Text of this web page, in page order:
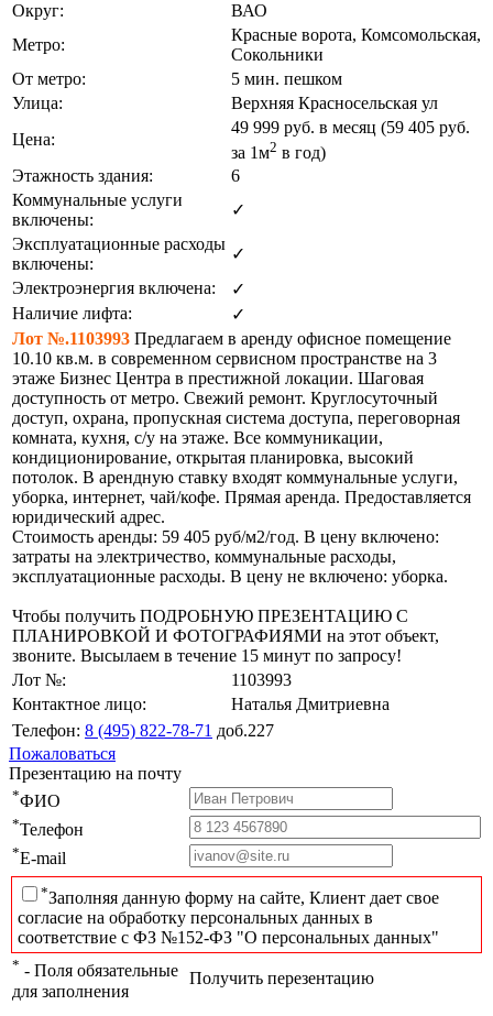
Округ:
ВАО
Метро:
Красные ворота, Комсомольская,
Сокольники
От метро:
5 мин. пешком
Улица:
Верхняя Красносельская ул
Цена:
49 999 руб. в месяц (59 405 руб.
за 1м2 в год)
Этажность здания:
6
Коммунальные услуги
включены:
✓
Эксплуатационные расходы
включены:
✓
Электроэнергия включена:
✓
Наличие лифта:
✓
Лот №.1103993 Предлагаем в аренду офисное помещение
10.10 кв.м. в современном сервисном пространстве на 3
этаже Бизнес Центра в престижной локации. Шаговая
доступность от метро. Свежий ремонт. Круглосуточный
доступ, охрана, пропускная система доступа, переговорная
комната, кухня, с/у на этаже. Все коммуникации,
кондиционирование, открытая планировка, высокий
потолок. В арендную ставку входят коммунальные услуги,
уборка, интернет, чай/кофе. Прямая аренда. Предоставляется
юридический адрес.
Стоимость аренды: 59 405 руб/м2/год. В цену включено:
затраты на электричество, коммунальные расходы,
эксплуатационные расходы. В цену не включено: уборка.
Чтобы получить ПОДРОБНУЮ ПРЕЗЕНТАЦИЮ С
ПЛАНИРОВКОЙ И ФОТОГРАФИЯМИ на этот объект,
звоните. Высылаем в течение 15 минут по запросу!
Лот №:
1103993
Контактное лицо:
Наталья Дмитриевна
Телефон: 8 (495) 822-78-71 доб.227
Пожаловаться
Презентацию на почту
*ФИО
*Телефон
*E-mail
*Заполняя данную форму на сайте, Клиент дает свое
согласие на обработку персональных данных в
соответствие с ФЗ №152-ФЗ "О персональных данных"
* - Поля обязательные
для заполнения
Получить перезентацию